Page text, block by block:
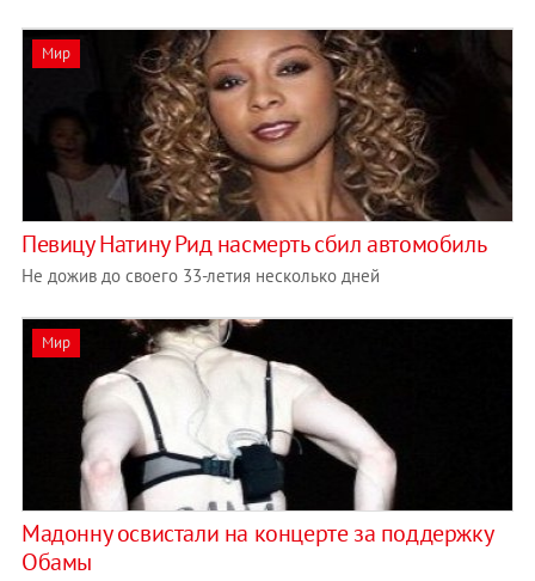
Мир
Певицу Натину Рид насмерть сбил автомобиль
Не дожив до своего 33-летия несколько дней
Мир
Мадонну освистали на концерте за поддержку
Обамы